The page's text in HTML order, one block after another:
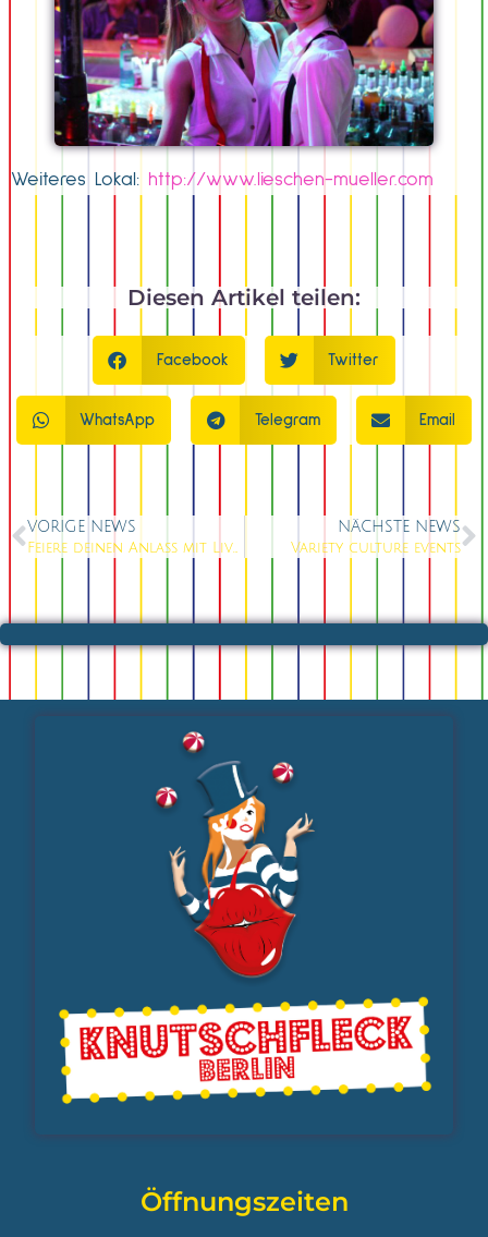
Weiteres Lokal: http://www.lieschen-mueller.com
Diesen Artikel teilen:
Facebook Twitter
WhatsApp Telegram Email
VORIGE NEWS
Feiere deinen Anlass mit Live Show
NÄCHSTE NEWS
Variety culture events
Öffnungszeiten